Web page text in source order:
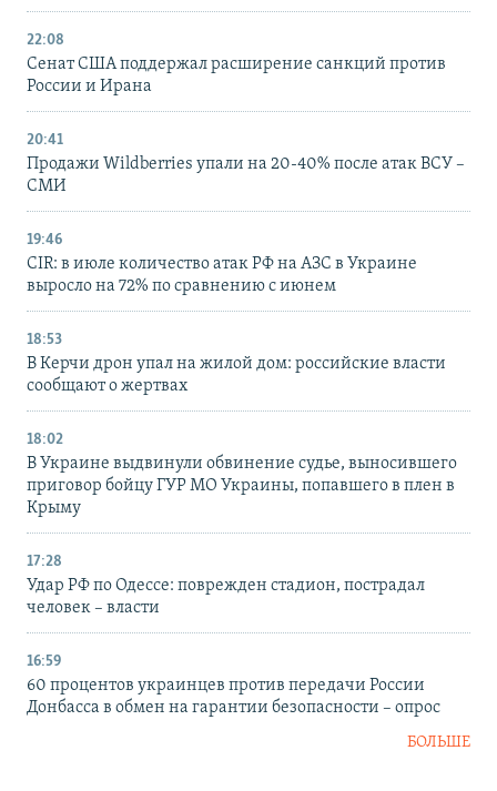
22:08
Сенат США поддержал расширение санкций против
России и Ирана
20:41
Продажи Wildberries упали на 20-40% после атак ВСУ –
СМИ
19:46
CIR: в июле количество атак РФ на АЗС в Украине
выросло на 72% по сравнению с июнем
18:53
В Керчи дрон упал на жилой дом: российские власти
сообщают о жертвах
18:02
В Украине выдвинули обвинение судье, выносившего
приговор бойцу ГУР МО Украины, попавшего в плен в
Крыму
17:28
Удар РФ по Одессе: поврежден стадион, пострадал
человек – власти
16:59
60 процентов украинцев против передачи России
Донбасса в обмен на гарантии безопасности – опрос
БОЛЬШЕ